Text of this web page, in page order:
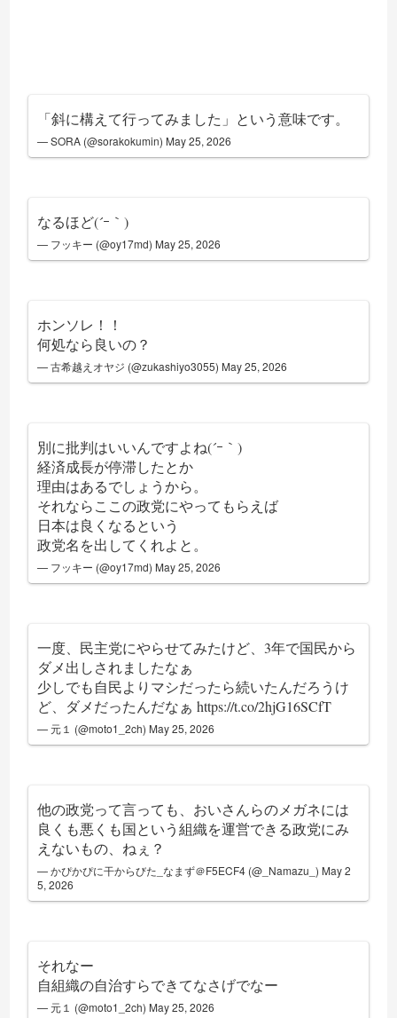
「斜に構えて行ってみました」という意味です。
— SORA (@sorakokumin) May 25, 2026
なるほど(´ｰ｀)
— フッキー (@oy17md) May 25, 2026
ホンソレ！！
何処なら良いの？
— 古希越えオヤジ (@zukashiyo3055) May 25, 2026
別に批判はいいんですよね(´ｰ｀)
経済成長が停滞したとか
理由はあるでしょうから。
それならここの政党にやってもらえば
日本は良くなるという
政党名を出してくれよと。
— フッキー (@oy17md) May 25, 2026
一度、民主党にやらせてみたけど、3年で国民から
ダメ出しされましたなぁ
少しでも自民よりマシだったら続いたんだろうけ
ど、ダメだったんだなぁhttps://t.co/2hjG16SCfT
— 元１ (@moto1_2ch) May 25, 2026
他の政党って言っても、おいさんらのメガネには
良くも悪くも国という組織を運営できる政党にみ
えないもの、ねぇ？
— かぴかぴに干からびた_なまず＠F5ECF4 (@_Namazu_) May 2
5, 2026
それなー
自組織の自治すらできてなさげでなー
— 元１ (@moto1_2ch) May 25, 2026